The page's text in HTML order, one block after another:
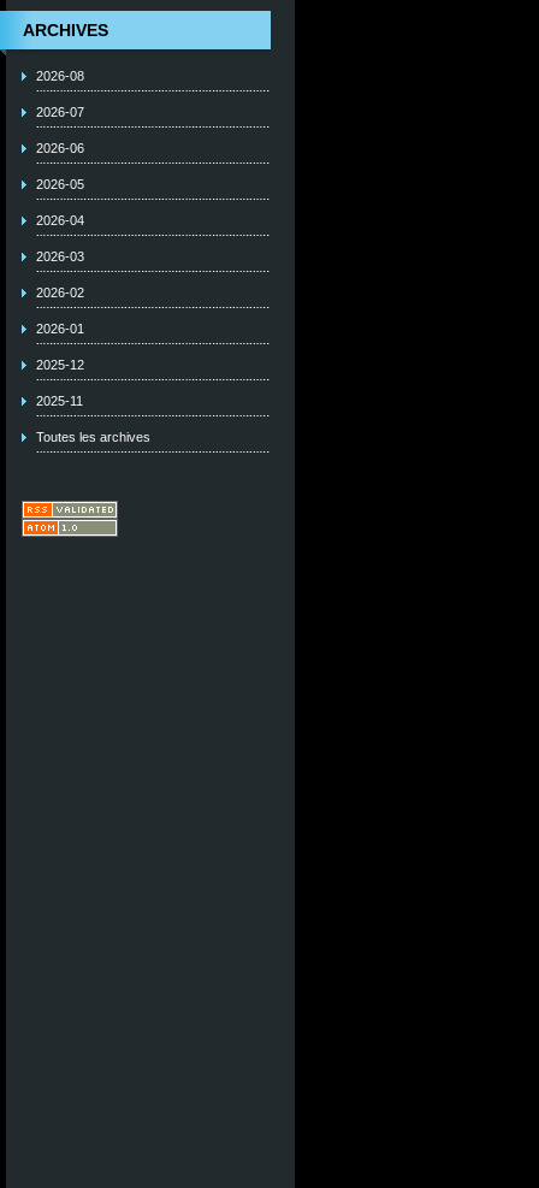
ARCHIVES
2026-08
2026-07
2026-06
2026-05
2026-04
2026-03
2026-02
2026-01
2025-12
2025-11
Toutes les archives